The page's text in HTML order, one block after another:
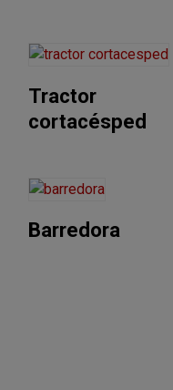
Tractor
cortacésped
Barredora